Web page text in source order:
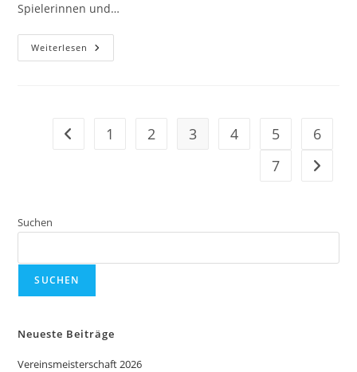
Spielerinnen und…
Weiterlesen Sportlerehrung
Der
Zur vorherigen Seite
1 2 3 4 5
6
7
Zur
Suchen
SUCHEN
Neueste Beiträge
Vereinsmeisterschaft 2026